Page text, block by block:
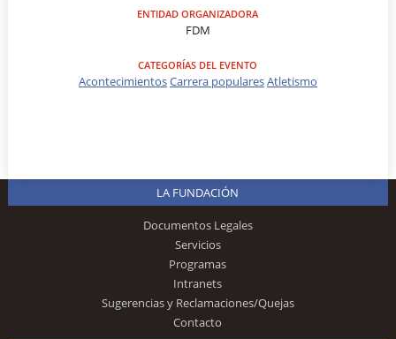
ENTIDAD ORGANIZADORA
FDM
CATEGORÍAS DEL EVENTO
AcontecimientosCarrera popularesAtletismo
LA FUNDACIÓN
Documentos Legales
Servicios
Programas
Intranets
Sugerencias y Reclamaciones/Quejas
Contacto